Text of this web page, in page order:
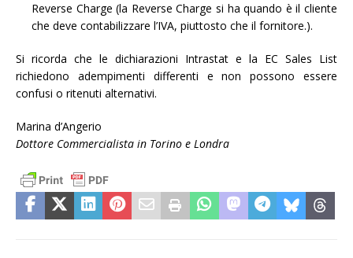
Reverse Charge (la Reverse Charge si ha quando è il cliente
che deve contabilizzare l’IVA, piuttosto che il fornitore.).
Si ricorda che le dichiarazioni Intrastat e la EC Sales List
richiedono adempimenti differenti e non possono essere
confusi o ritenuti alternativi.
Marina d’Angerio
Dottore Commercialista in Torino e Londra